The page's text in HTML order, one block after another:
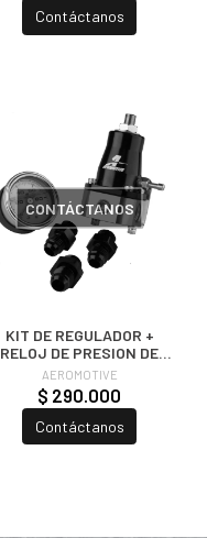
Contáctanos
CONTÁCTANOS
KIT DE REGULADOR +
RELOJ DE PRESION DE
COMBUSTIBLE |
AEROMOTIVE
AEROMOTIVE
$ 290.000
Contáctanos